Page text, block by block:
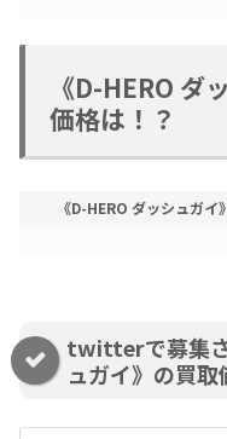
《D-HERO ダ
価格は！？
《D-HERO ダッシュガイ》
twitterで募集
ュガイ》の買取